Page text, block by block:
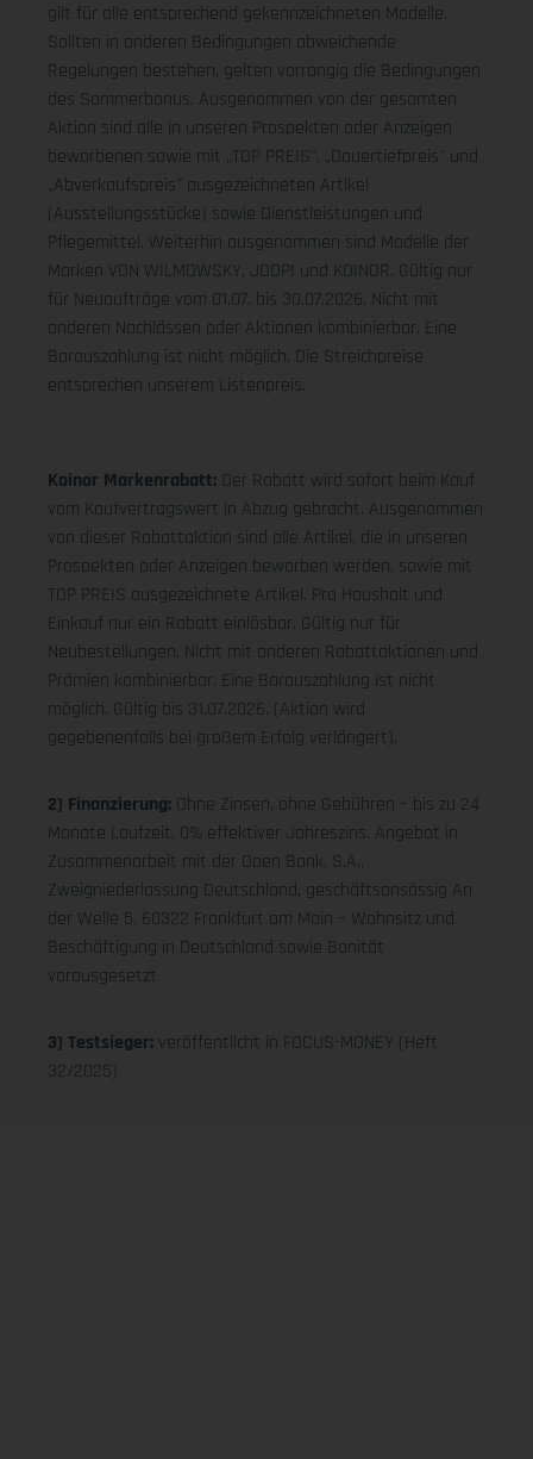
gilt für alle entsprechend gekennzeichneten Modelle.
Sollten in anderen Bedingungen abweichende
Regelungen bestehen, gelten vorrangig die Bedingungen
des Sommerbonus. Ausgenommen von der gesamten
Aktion sind alle in unseren Prospekten oder Anzeigen
beworbenen sowie mit „TOP PREIS", „Dauertiefpreis" und
„Abverkaufspreis" ausgezeichneten Artikel
(Ausstellungsstücke) sowie Dienstleistungen und
Pflegemittel. Weiterhin ausgenommen sind Modelle der
Marken VON WILMOWSKY, JOOP! und KOINOR. Gültig nur
für Neuaufträge vom 01.07. bis 30.07.2026. Nicht mit
anderen Nachlässen oder Aktionen kombinierbar. Eine
Barauszahlung ist nicht möglich. Die Streichpreise
entsprechen unserem Listenpreis.
Koinor Markenrabatt: Der Rabatt wird sofort beim Kauf
vom Kaufvertragswert in Abzug gebracht. Ausgenommen
von dieser Rabattaktion sind alle Artikel, die in unseren
Prospekten oder Anzeigen beworben werden, sowie mit
TOP PREIS ausgezeichnete Artikel. Pro Haushalt und
Einkauf nur ein Rabatt einlösbar. Gültig nur für
Neubestellungen. Nicht mit anderen Rabattaktionen und
Prämien kombinierbar. Eine Barauszahlung ist nicht
möglich. Gültig bis 31.07.2026. (Aktion wird
gegebenenfalls bei großem Erfolg verlängert).
2) Finanzierung: Ohne Zinsen, ohne Gebühren – bis zu 24
Monate Laufzeit, 0% effektiver Jahreszins. Angebot in
Zusammenarbeit mit der Open Bank, S.A.,
Zweigniederlassung Deutschland, geschäftsansässig An
der Welle 5, 60322 Frankfurt am Main – Wohnsitz und
Beschäftigung in Deutschland sowie Bonität
vorausgesetzt
3) Testsieger: veröffentlicht in FOCUS-MONEY (Heft
32/2025)